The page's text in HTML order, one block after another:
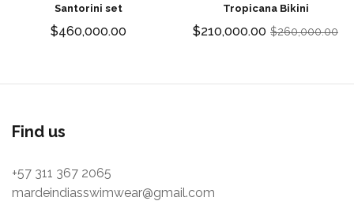
Santorini set
$460,000.00
Tropicana Bikini
$210,000.00 $260,000.00
Find us
+57 311 367 2065
mardeindiasswimwear@gmail.com